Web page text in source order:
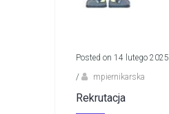
Posted on 14 lutego 2025
/
mpiernikarska
Rekrutacja